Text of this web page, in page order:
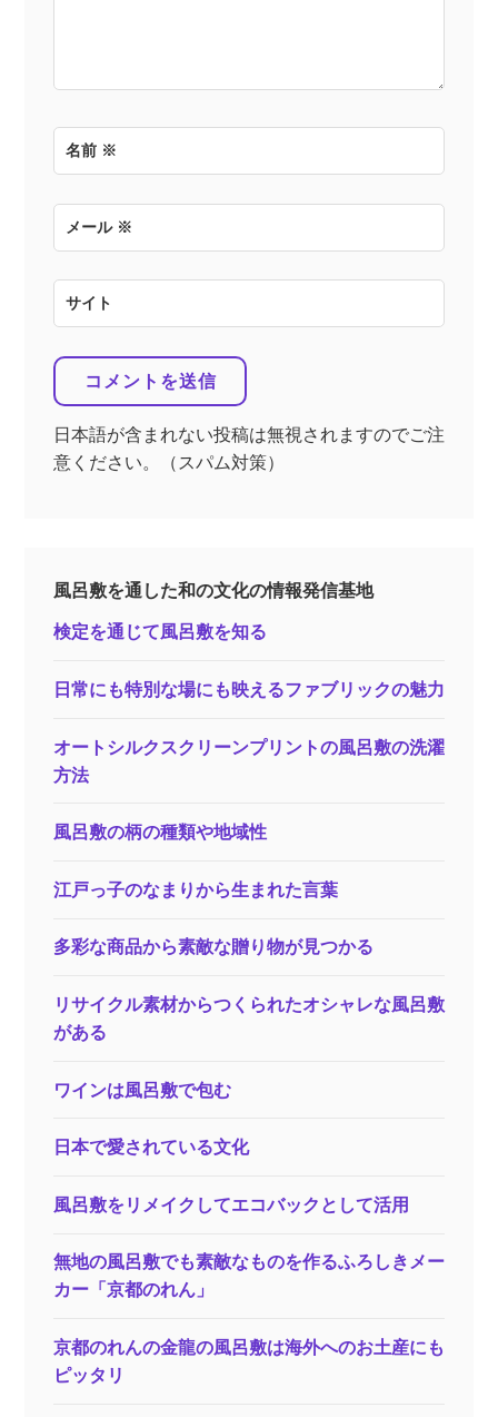
名前 ※
メール ※
サイト
日本語が含まれない投稿は無視されますのでご注
意ください。（スパム対策）
風呂敷を通した和の文化の情報発信基地
検定を通じて風呂敷を知る
日常にも特別な場にも映えるファブリックの魅力
オートシルクスクリーンプリントの風呂敷の洗濯
方法
風呂敷の柄の種類や地域性
江戸っ子のなまりから生まれた言葉
多彩な商品から素敵な贈り物が見つかる
リサイクル素材からつくられたオシャレな風呂敷
がある
ワインは風呂敷で包む
日本で愛されている文化
風呂敷をリメイクしてエコバックとして活用
無地の風呂敷でも素敵なものを作るふろしきメー
カー「京都のれん」
京都のれんの金龍の風呂敷は海外へのお土産にも
ピッタリ